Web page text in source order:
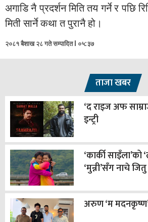
अगाडि नै प्रदर्शन मिति तय गर्ने र पछि
मिती सार्ने कथा त पुरानै हो।
२०८१ बैशाख २८ गते सम्पादित l ०५:३७
ताजा खबर
‘द राइज अफ
इन्ट्री
‘कार्की साइँला’को
‘मुन्नी’सँग नाचे जितु
अरुण ‘म